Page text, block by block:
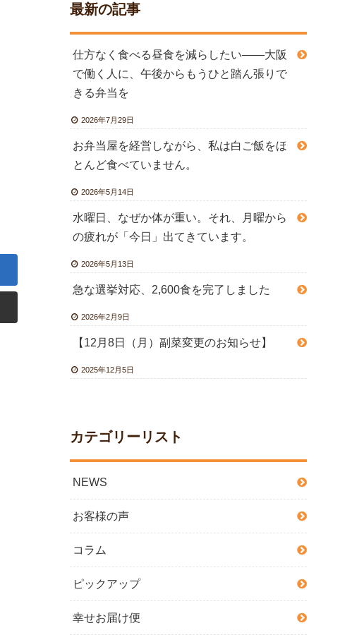
最新の記事
仕方なく食べる昼食を減らしたい――大阪
で働く人に、午後からもうひと踏ん張りで
きる弁当を
2026年7月29日
お弁当屋を経営しながら、私は白ご飯をほ
とんど食べていません。
2026年5月14日
水曜日、なぜか体が重い。それ、月曜から
の疲れが「今日」出てきています。
2026年5月13日
急な選挙対応、2,600食を完了しました
2026年2月9日
【12月8日（月）副菜変更のお知らせ】
2025年12月5日
カテゴリーリスト
NEWS
お客様の声
コラム
ピックアップ
幸せお届け便